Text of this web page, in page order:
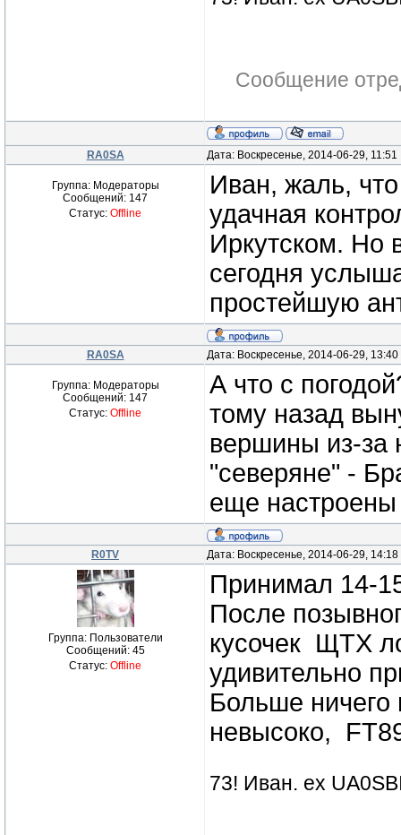
Сообщение
RA0SA Дата: Воскресенье, 2014-06-29,
Группа: Модераторы
Сообщений: 147
Статус: Offline
Иван, жаль,
удачная
Иркутском. Но
сегодня
простейшую
RA0SA Дата: Воскресенье, 2014-06-29,
Группа: Модераторы
Сообщений: 147
Статус: Offline
А что с
тому назад
вершины из-за
"северяне" -
еще настроены
R0TV Дата: Воскресенье, 2014-06-29,
Группа: Пользователи
Сообщений: 45
Статус: Offline
Принимал 14-
После
кусочек ЩТХ
удивительно
Больше ничего
невысоко,
73! Иван. ex